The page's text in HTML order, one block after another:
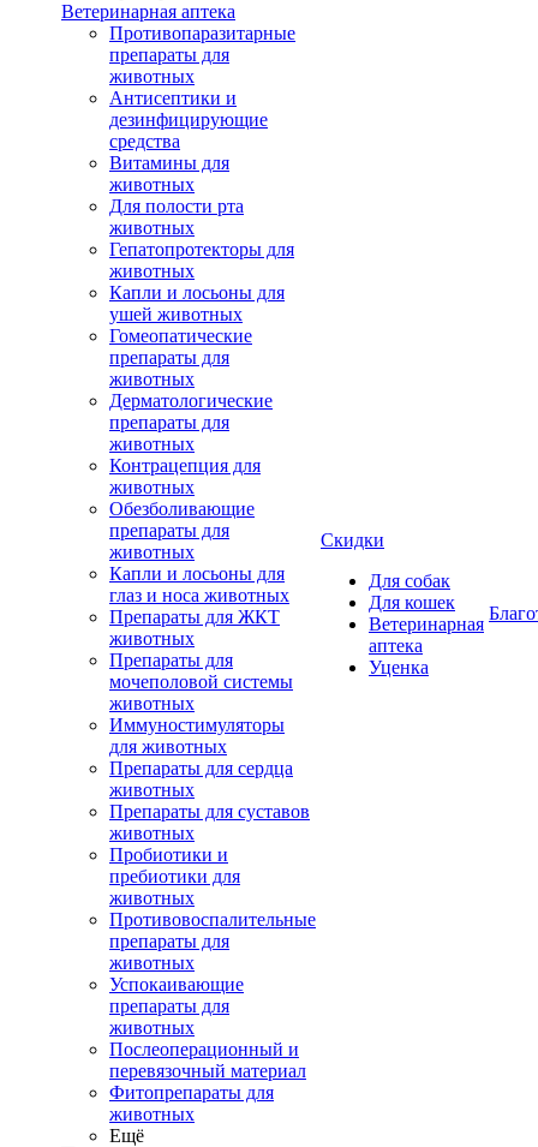
Ветеринарная аптека
Противопаразитарные
препараты для
животных
Антисептики и
дезинфицирующие
средства
Витамины для
животных
Для полости рта
животных
Гепатопротекторы для
животных
Капли и лосьоны для
ушей животных
Гомеопатические
препараты для
животных
Дерматологические
препараты для
животных
Контрацепция для
животных
Обезболивающие
препараты для
животных
Капли и лосьоны для
глаз и носа животных
Препараты для ЖКТ
животных
Препараты для
мочеполовой системы
животных
Иммуностимуляторы
для животных
Препараты для сердца
животных
Препараты для суставов
животных
Пробиотики и
пребиотики для
животных
Противовоспалительные
препараты для
животных
Успокаивающие
препараты для
животных
Послеоперационный и
перевязочный материал
Фитопрепараты для
животных
Ещё
Скидки
Для собак
Для кошек
Ветеринарная
аптека
Уценка